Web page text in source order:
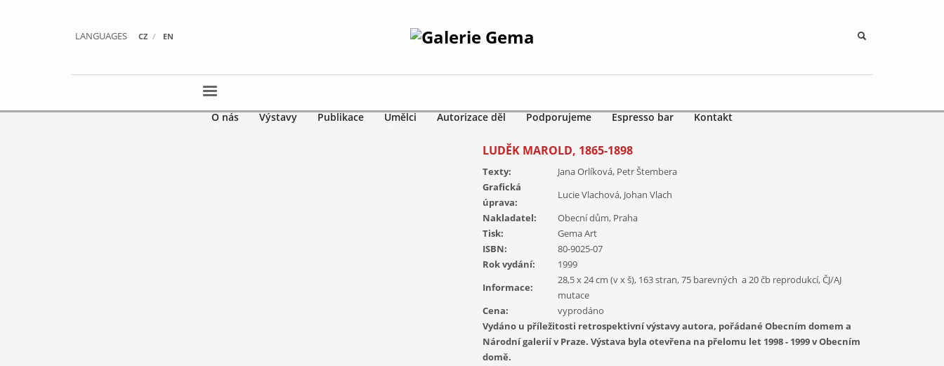
LANGUAGES CZ EN
O nás Výstavy Publikace Umělci Autorizace děl Podporujeme Espresso bar Kontakt
LUDĚK MAROLD, 1865-1898
Texty:
Jana Orlíková, Petr Štembera
Grafická
úprava:
Lucie Vlachová, Johan Vlach
Nakladatel:
Obecní dům, Praha
Tisk:
Gema Art
ISBN:
80-9025-07
Rok vydání:
1999
Informace:
28,5 x 24 cm (v x š), 163 stran, 75 barevných a 20 čb reprodukcí, ČJ/AJ
mutace
Cena:
vyprodáno
Vydáno u příležitosti retrospektivní výstavy autora, pořádané Obecním domem a
Národní galerií v Praze. Výstava byla otevřena na přelomu let 1998 - 1999 v Obecním
domě.